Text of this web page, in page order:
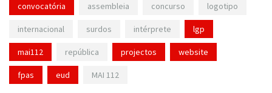
convocatória assembleia concurso logotipo
internacional surdos intérprete lgp
mai112 república projectos website
fpas eud MAI 112